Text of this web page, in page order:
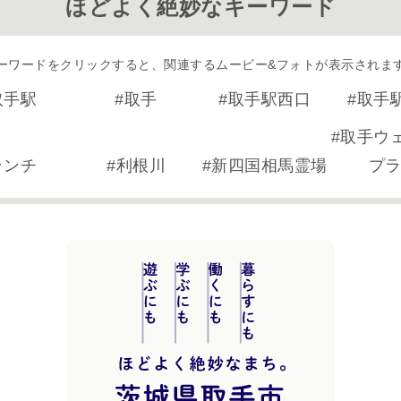
ほどよく絶妙なキーワード
ワードをクリックすると、 関連するムービー&フォトが表示されま
手駅 取手 取手駅西口 取手
ンチ 利根川 新四国相馬霊場
取手ウ
プ